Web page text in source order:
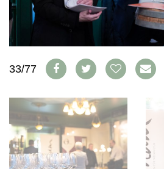
ABO
AUSGABE
ARCHIV
VORTEILSWELT
BÜCHER
WEINSZENE
PORTRAITS
ANMELDEN
AWARDS
GEWINNSPIELE
VORTEILSWELT
TRINKREIFETABELLE
ABO
WEINSUCHE
NEWSLETTER
WINE TRADE CLUB
33/77